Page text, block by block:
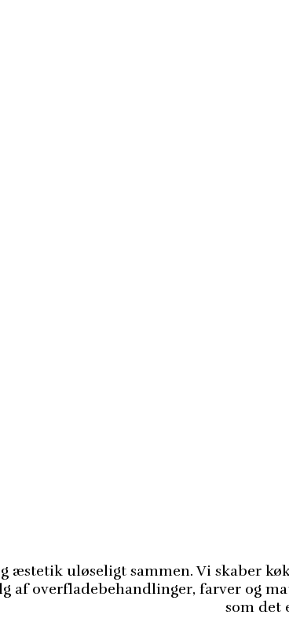
æstetik uløseligt sammen. Vi skaber
af overfladebehandlinger, farver og
som det